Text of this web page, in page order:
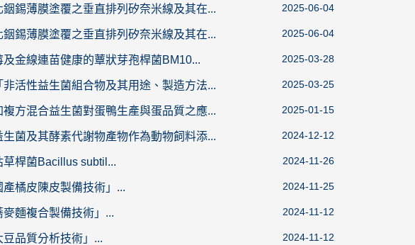
錫薄膜塗覆之垂直排列矽奈米線及其在... 2025-06-04
錫薄膜塗覆之垂直排列矽奈米線及其在... 2025-06-04
金線連苗健康的蕈狀芽孢桿菌BM10... 2025-03-28
活性益生菌組合物及其用途、製造方法... 2025-03-25
方混合益生菌對蛋鴨生產與蛋品質之應... 2025-01-15
菌及其酵素代謝物產物作為動物飼料添... 2024-12-12
桿菌Bacillus subtil... 2024-11-26
橘皮陳皮製備技術」... 2024-11-25
麵複合製備技術」... 2024-11-12
品質分析技術」... 2024-11-12